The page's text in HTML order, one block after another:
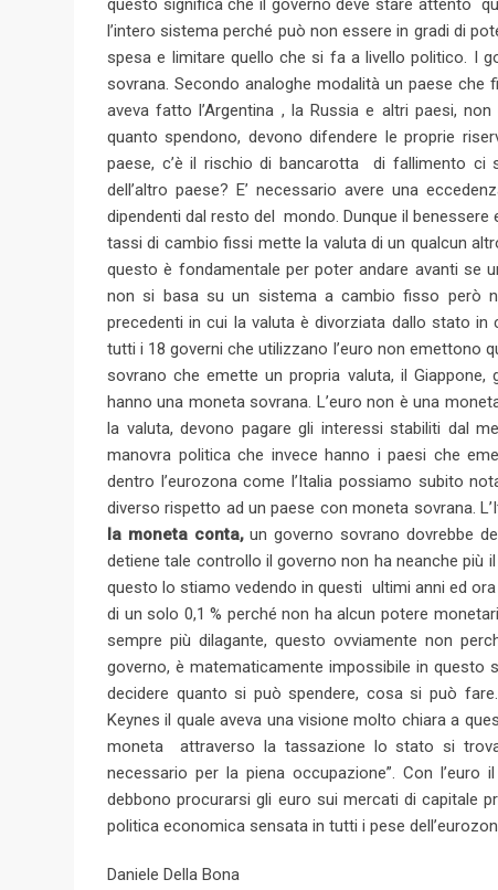
questo significa che il governo deve stare attento
l’intero sistema perché può non essere in gradi di
spesa e limitare quello che si fa a livello politico. I
sovrana. Secondo analoghe modalità un paese
aveva fatto l’Argentina , la Russia e altri paesi,
quanto spendono, devono difendere le proprie
paese, c’è il rischio di bancarotta di fallimento ci
dell’altro paese? E’ necessario avere una
dipendenti dal resto del mondo. Dunque il
tassi di cambio fissi mette la valuta di un qualcun
questo è fondamentale per poter andare avanti se
non si basa su un sistema a cambio fisso però
precedenti in cui la valuta è divorziata dallo stato
tutti i 18 governi che utilizzano l’euro non emettono
sovrano che emette un propria valuta, il Giappone,
hanno una moneta sovrana. L’euro non è una
la valuta, devono pagare gli interessi stabiliti dal
manovra politica che invece hanno i paesi che
dentro l’eurozona come l’Italia possiamo subito
diverso rispetto ad un paese con moneta sovrana.
la moneta conta,un governo sovrano dovrebbe
detiene tale controllo il governo non ha neanche più
questo lo stiamo vedendo in questi ultimi anni ed
di un solo 0,1 % perché non ha alcun potere
sempre più dilagante, questo ovviamente non
governo, è matematicamente impossibile in
decidere quanto si può spendere, cosa si può
Keynes il quale aveva una visione molto chiara a
moneta attraverso la tassazione lo stato si
necessario per la piena occupazione”. Con
debbono procurarsi gli euro sui mercati di capitale
politica economica sensata in tutti i pese
Daniele Della Bona